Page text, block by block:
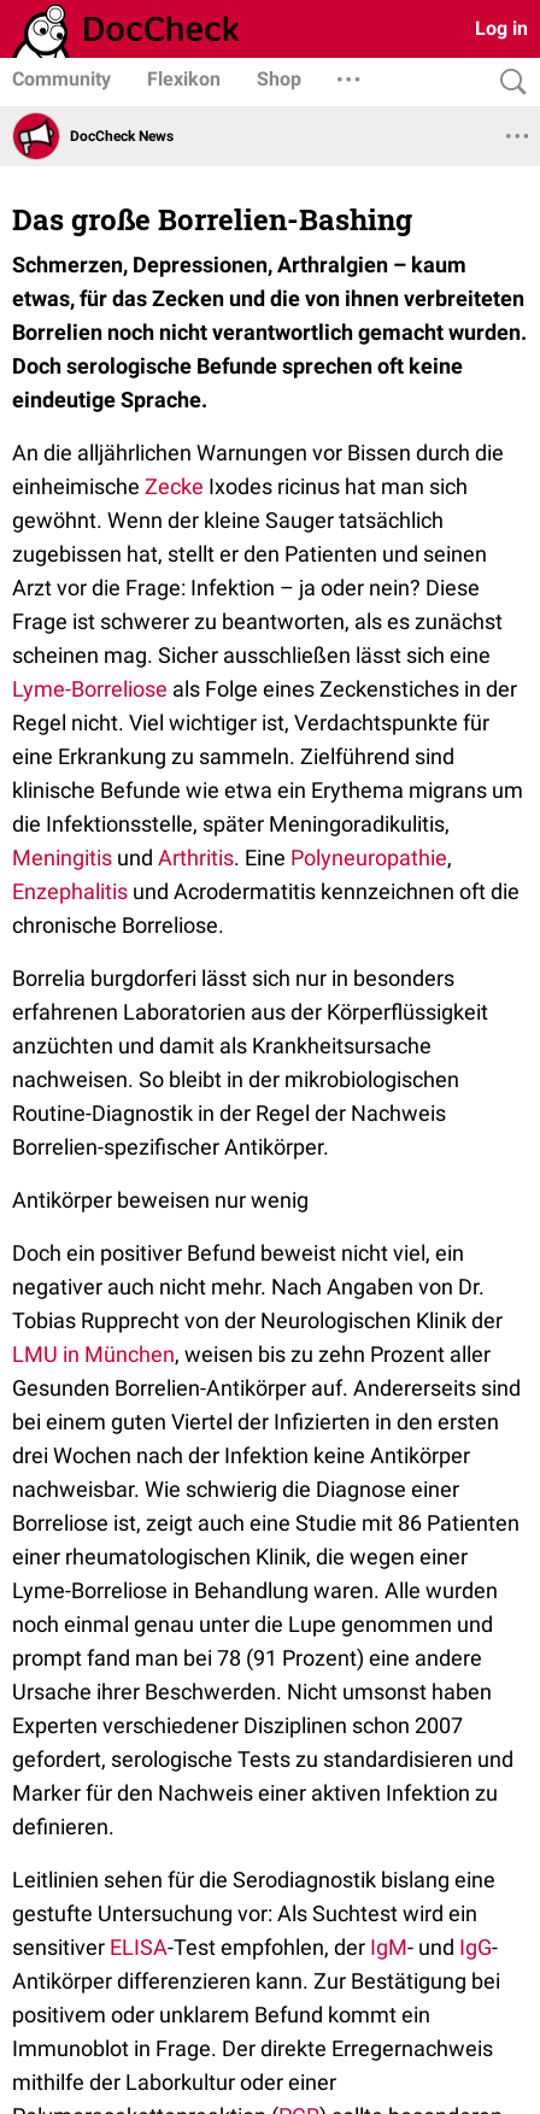
Log in
Community Flexikon Shop
DocCheck News
Das große Borrelien-Bashing
Schmerzen, Depressionen, Arthralgien – kaum
etwas, für das Zecken und die von ihnen verbreiteten
Borrelien noch nicht verantwortlich gemacht wurden.
Doch serologische Befunde sprechen oft keine
eindeutige Sprache.
An die alljährlichen Warnungen vor Bissen durch die
einheimische Zecke Ixodes ricinus hat man sich
gewöhnt. Wenn der kleine Sauger tatsächlich
zugebissen hat, stellt er den Patienten und seinen
Arzt vor die Frage: Infektion – ja oder nein? Diese
Frage ist schwerer zu beantworten, als es zunächst
scheinen mag. Sicher ausschließen lässt sich eine
Lyme-Borreliose als Folge eines Zeckenstiches in der
Regel nicht. Viel wichtiger ist, Verdachtspunkte für
eine Erkrankung zu sammeln. Zielführend sind
klinische Befunde wie etwa ein Erythema migrans um
die Infektionsstelle, später Meningoradikulitis,
Meningitis und Arthritis. Eine Polyneuropathie,
Enzephalitis und Acrodermatitis kennzeichnen oft die
chronische Borreliose.
Borrelia burgdorferi lässt sich nur in besonders
erfahrenen Laboratorien aus der Körperflüssigkeit
anzüchten und damit als Krankheitsursache
nachweisen. So bleibt in der mikrobiologischen
Routine-Diagnostik in der Regel der Nachweis
Borrelien-spezifischer Antikörper.
Antikörper beweisen nur wenig
Doch ein positiver Befund beweist nicht viel, ein
negativer auch nicht mehr. Nach Angaben von Dr.
Tobias Rupprecht von der Neurologischen Klinik der
LMU in München, weisen bis zu zehn Prozent aller
Gesunden Borrelien-Antikörper auf. Andererseits sind
bei einem guten Viertel der Infizierten in den ersten
drei Wochen nach der Infektion keine Antikörper
nachweisbar. Wie schwierig die Diagnose einer
Borreliose ist, zeigt auch eine Studie mit 86 Patienten
einer rheumatologischen Klinik, die wegen einer
Lyme-Borreliose in Behandlung waren. Alle wurden
noch einmal genau unter die Lupe genommen und
prompt fand man bei 78 (91 Prozent) eine andere
Ursache ihrer Beschwerden. Nicht umsonst haben
Experten verschiedener Disziplinen schon 2007
gefordert, serologische Tests zu standardisieren und
Marker für den Nachweis einer aktiven Infektion zu
definieren.
Leitlinien sehen für die Serodiagnostik bislang eine
gestufte Untersuchung vor: Als Suchtest wird ein
sensitiver ELISA-Test empfohlen, der IgM- und IgG-
Antikörper differenzieren kann. Zur Bestätigung bei
positivem oder unklarem Befund kommt ein
Immunoblot in Frage. Der direkte Erregernachweis
mithilfe der Laborkultur oder einer